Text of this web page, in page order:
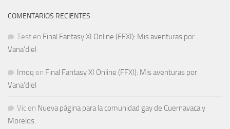
COMENTARIOS RECIENTES
Test en Final Fantasy XI Online (FFXI): Mis aventuras por
Vana’diel
Imoq en Final Fantasy XI Online (FFXI): Mis aventuras por
Vana’diel
Vic en Nueva página para la comunidad gay de Cuernavaca y
Morelos.